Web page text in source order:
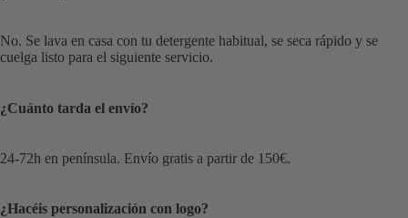
No. Se lava en casa con tu detergente habitual, se seca rápido y se
cuelga listo para el siguiente servicio.
¿Cuánto tarda el envío?
24-72h en península. Envío gratis a partir de 150€.
¿Hacéis personalización con logo?